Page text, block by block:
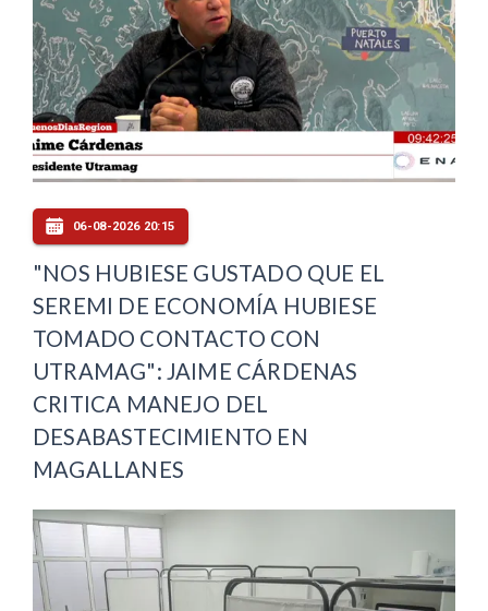
06-08-2026 20:15
"NOS HUBIESE GUSTADO QUE EL
SEREMI DE ECONOMÍA HUBIESE
TOMADO CONTACTO CON
UTRAMAG": JAIME CÁRDENAS
CRITICA MANEJO DEL
DESABASTECIMIENTO EN
MAGALLANES